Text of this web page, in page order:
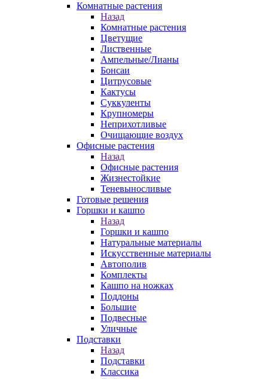
Комнатные растения
Назад
Комнатные растения
Цветущие
Лиственные
Ампельные/Лианы
Бонсаи
Цитрусовые
Кактусы
Суккуленты
Крупномеры
Неприхотливые
Очищающие воздух
Офисные растения
Назад
Офисные растения
Жизнестойкие
Теневыносливые
Готовые решения
Горшки и кашпо
Назад
Горшки и кашпо
Натуральные материалы
Искусственные материалы
Автополив
Комплекты
Кашпо на ножках
Поддоны
Большие
Подвесные
Уличные
Подставки
Назад
Подставки
Классика